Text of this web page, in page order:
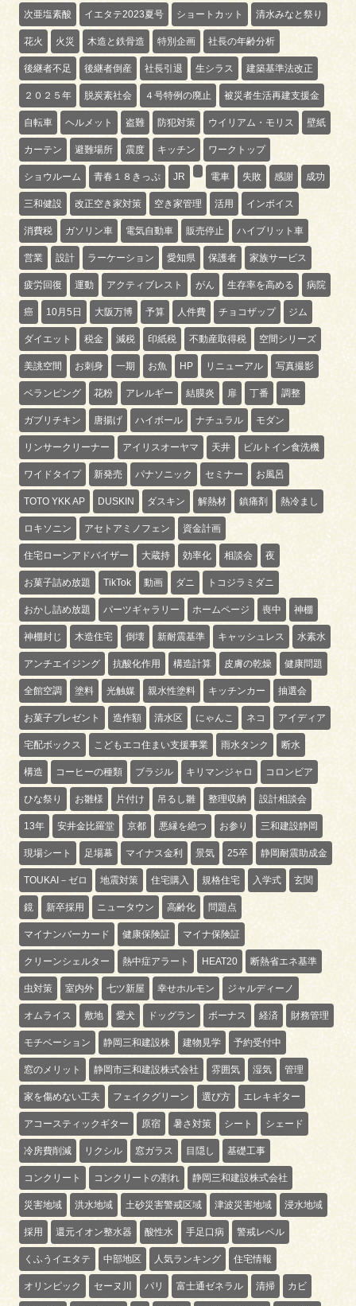
次亜塩素酸 イエタテ2023夏号 ショートカット 清水みなと祭り
花火 火災 木造と鉄骨造 特別企画 社長の年齢分析
後継者不足 後継者倒産 社長引退 生シラス 建築基準法改正
２０２５年 脱炭素社会 ４号特例の廃止 被災者生活再建支援金
自転車 ヘルメット 盗難 防犯対策 ウイリアム・モリス 壁紙
カーテン 避難場所 震度 キッチン ワークトップ
ショウルーム 青春１８きっぷ JR 電車 失敗 感謝 成功
三和健設 改正空き家対策 空き家管理 活用 インボイス
消費税 ガソリン車 電気自動車 販売停止 ハイブリット車
営業 設計 ラーケーション 愛知県 保護者 家族サービス
疲労回復 運動 アクティブレスト がん 生存率を高める 病院
癌 10月5日 大阪万博 予算 人件費 チョコザップ ジム
ダイエット 税金 減税 印紙税 不動産取得税 空間シリーズ
美誂空間 お刺身 一期 お魚 HP リニューアル 写真撮影
ベランピング 花粉 アレルギー 結膜炎 扉 丁番 調整
ガブリチキン 唐揚げ ハイボール ナチュラル モダン
リンサークリーナー アイリスオーヤマ 天井 ビルトイン食洗機
ワイドタイプ 新発売 パナソニック セミナー お風呂
TOTO YKK AP DUSKIN ダスキン 解熱材 鎮痛剤 熱冷まし
ロキソニン アセトアミノフェン 資金計画
住宅ローンアドバイザー 大蔵持 効率化 相談会 夜
お菓子詰め放題 TikTok 動画 ダニ トコジラミダニ
おかし詰め放題 パーツギャラリー ホームページ 喪中 神棚
神棚封じ 木造住宅 倒壊 新耐震基準 キャッシュレス 水素水
アンチエイジング 抗酸化作用 構造計算 皮膚の乾燥 健康問題
全館空調 塗料 光触媒 親水性塗料 キッチンカー 抽選会
お菓子プレゼント 造作額 清水区 にゃんこ ネコ アイディア
宅配ボックス こどもエコ住まい支援事業 雨水タンク 断水
構造 コーヒーの種類 ブラジル キリマンジャロ コロンビア
ひな祭り お雛様 片付け 吊るし雛 整理収納 設計相談会
13年 安井金比羅堂 京都 悪縁を絶つ お参り 三和建設静岡
現場シート 足場幕 マイナス金利 景気 25卒 静岡耐震助成金
TOUKAI－ゼロ 地震対策 住宅購入 規格住宅 入学式 玄関
鏡 新卒採用 ニュータウン 高齢化 問題点
マイナンバーカード 健康保険証 マイナ保険証
クリーンシェルター 熱中症アラート HEAT20 断熱省エネ基準
虫対策 室内外 七ツ新屋 幸せホルモン ジャルディーノ
オムライス 敷地 愛犬 ドッグラン ボーナス 経済 財務管理
モチベーション 静岡三和建設株 建物見学 予約受付中
窓のメリット 静岡市三和建設株式会社 雰囲気 湿気 管理
家を傷めない工夫 フェイクグリーン 選び方 エレキギター
アコースティックギター 原宿 暑さ対策 シート シェード
冷房費削減 リクシル 窓ガラス 目隠し 基礎工事
コンクリート コンクリートの割れ 静岡三和建設株式会社
災害地域 洪水地域 土砂災害警戒区域 津波災害地域 浸水地域
採用 還元イオン整水器 酸性水 手足口病 警戒レベル
くふうイエタテ 中部地区 人気ランキング 住宅情報
オリンピック セーヌ川 パリ 富士通ゼネラル 清掃 カビ